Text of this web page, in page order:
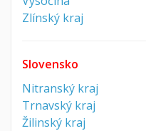
Zlínský kraj
Slovensko
Nitranský kraj
Trnavský kraj
Žilinský kraj